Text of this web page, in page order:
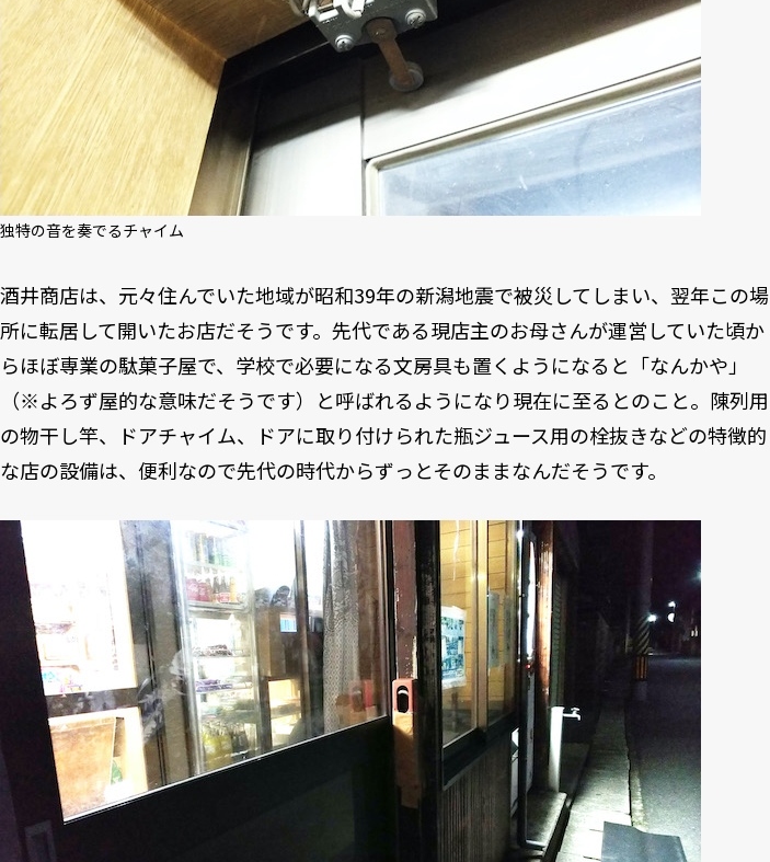
独特の音を奏でるチャイム
酒井商店は、元々住んでいた地域が昭和39年の新潟地震で被災してしまい、翌年この場
所に転居して開いたお店だそうです。先代である現店主のお母さんが運営していた頃か
らほぼ専業の駄菓子屋で、学校で必要になる文房具も置くようになると「なんかや」
（※よろず屋的な意味だそうです）と呼ばれるようになり現在に至るとのこと。陳列用
の物干し竿、ドアチャイム、ドアに取り付けられた瓶ジュース用の栓抜きなどの特徴的
な店の設備は、便利なので先代の時代からずっとそのままなんだそうです。